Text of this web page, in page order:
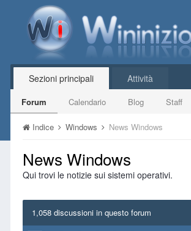
Sezioni principali
Forum Calendario Blog Staff
Attività
Indice Windows News Windows
News Windows
Qui trovi le notizie sui sistemi operativi.
1,058 discussioni in questo forum